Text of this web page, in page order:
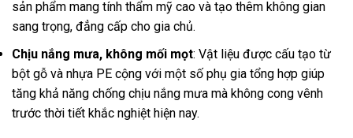
sản phẩm mang tính thẩm mỹ cao và tạo thêm không gian
sang trọng, đẳng cấp cho gia chủ.
Chịu nắng mưa, không mối mọt: Vật liệu được cấu tạo từ
bột gỗ và nhựa PE cộng với một số phụ gia tổng hợp giúp
tăng khả năng chống chịu nắng mưa mà không cong vênh
trước thời tiết khắc nghiệt hiện nay.